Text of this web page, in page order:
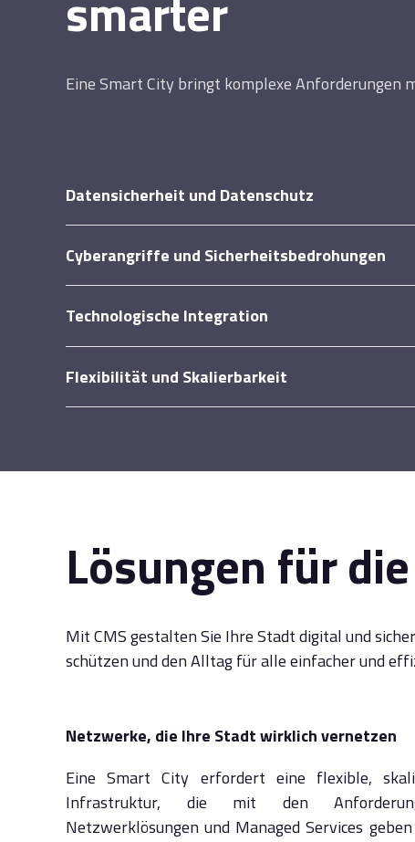
Eine Smart City bringt komplexe Anforderungen
Datensicherheit und Datenschutz
Cyberangriffe und Sicherheitsbedrohungen
Technologische Integration
Flexibilität und Skalierbarkeit
Lösungen für
Mit CMS gestalten Sie Ihre Stadt digital und
schützen und den Alltag für alle einfacher und
Netzwerke, die Ihre Stadt wirklich vernetzen
Eine Smart City erfordert eine flexible,
Infrastruktur, die mit den
Netzwerklösungen und Managed Services